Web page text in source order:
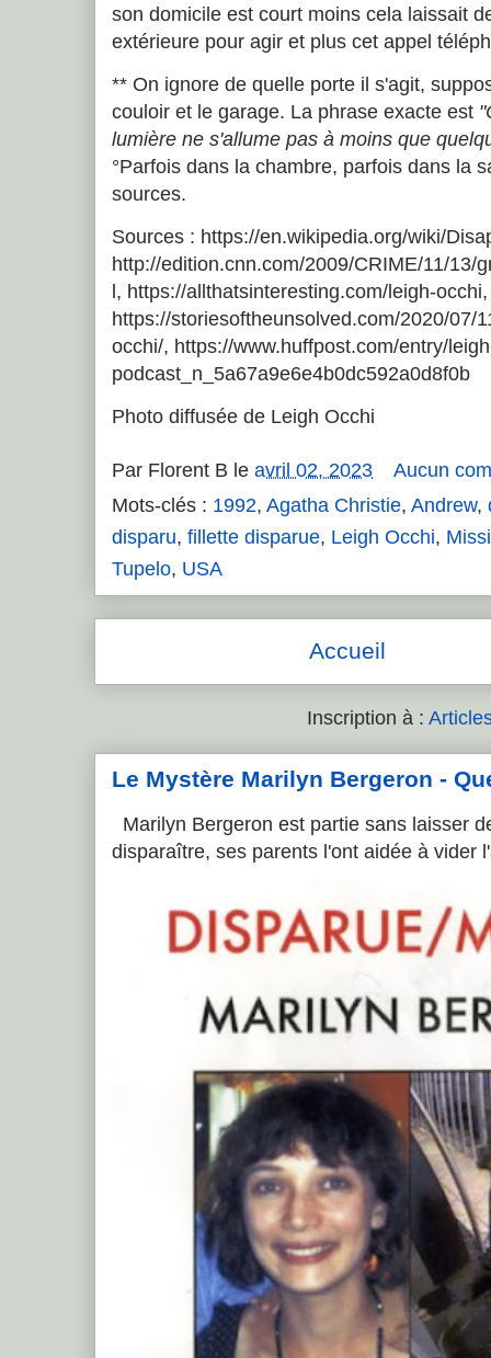
son domicile est court moins cela laissait
extérieure pour agir et plus cet appel
** On ignore de quelle porte il s'agit,
couloir et le garage. La phrase exacte est
lumière ne s'allume pas à moins que
°Parfois dans la chambre, parfois dans la
sources.
Sources : https://en.wikipedia.org/wiki/
http://edition.cnn.com/2009/CRIME/11/13/
l, https://allthatsinteresting.com/leigh-occhi,
https://storiesoftheunsolved.com/2020/07/
occhi/, https://www.huffpost.com/entry/
podcast_n_5a67a9e6e4b0dc592a0d8f0b
Photo diffusée de Leigh Occhi
Par Florent B le avril 02, 2023
Aucun
Mots-clés : 1992, Agatha Christie, Andrew,
disparu, fillette disparue, Leigh Occhi,
Tupelo, USA
Accueil
Inscription à :
Le Mystère Marilyn Bergeron -
Marilyn Bergeron est partie sans laisser
disparaître, ses parents l'ont aidée à vider